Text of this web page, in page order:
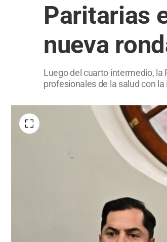
Paritarias
nueva
Luego del cuarto intermedio,
profesionales de la salud con